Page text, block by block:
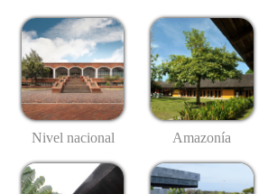
Nivel nacional Amazonía